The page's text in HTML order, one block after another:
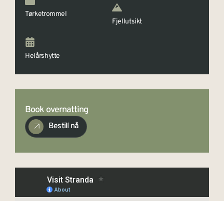
Tørketrommel
Fjellutsikt
Helårshytte
Book overnatting
Bestill nå